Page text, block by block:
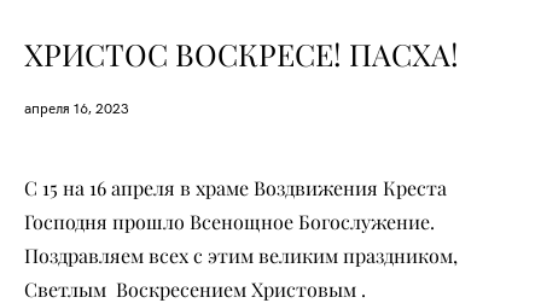
ХРИСТОС ВОСКРЕСЕ! ПАСХА!
апреля 16, 2023
С 15 на 16 апреля в храме Воздвижения Креста
Господня прошло Всенощное Богослужение.
Поздравляем всех с этим великим праздником,
Светлым Воскресением Христовым .